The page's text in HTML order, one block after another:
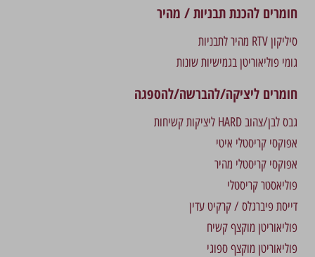
חומרים להכנת תבניות / מהיר
סיליקון RTV מהיר לתבניות
גומי פוליאוריטן בגמישיות שונות
חומרים ליציקה/להברשה/להספגה
גבס לבן/צהוב HARD ליציקות קשיחות
אפוקסי קריסטלי איטי
אפוקסי קריסטלי מהיר
פוליאסטר קריסטלי
דייסת פיברגלס / קרקיט עדין
פוליאוריטן מוקצף קשיח
פוליאוריטן מוקצף ספוגי